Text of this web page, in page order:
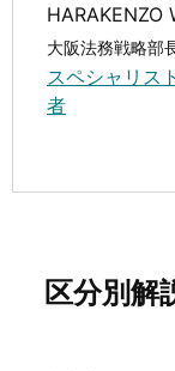
HARAKENZO
大阪法務戦略部
スペシャリスト
者
区分別解